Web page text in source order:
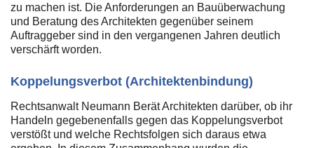
zu machen ist. Die Anforderungen an Bauüberwachung
und Beratung des Architekten gegenüber seinem
Auftraggeber sind in den vergangenen Jahren deutlich
verschärft worden.
Koppelungsverbot (Architektenbindung)
Rechtsanwalt Neumann Berät Architekten darüber, ob ihr
Handeln gegebenenfalls gegen das Koppelungsverbot
verstößt und welche Rechtsfolgen sich daraus etwa